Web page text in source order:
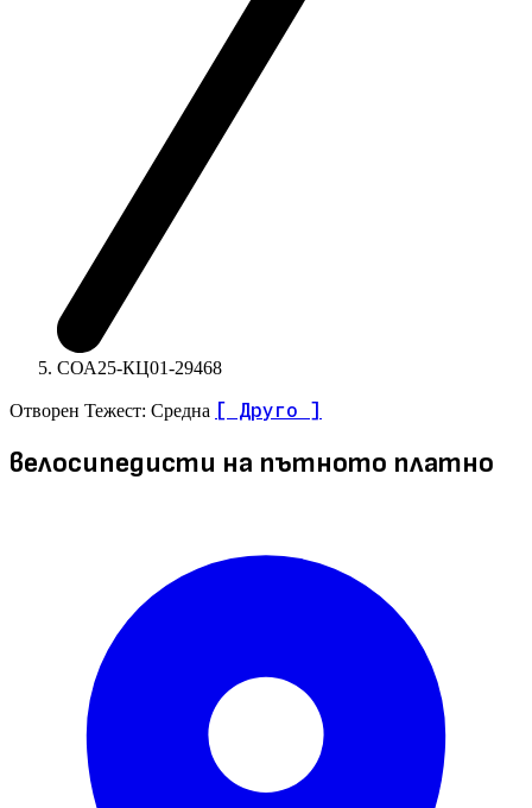
СОА25-КЦ01-29468
Отворен Тежест: Средна [ Друго ]
велосипедисти на пътното платно